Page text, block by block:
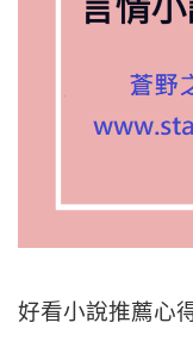
好看小說推薦心